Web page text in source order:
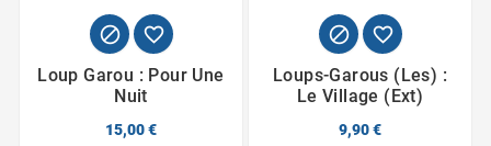
 
Loup Garou : Pour Une
Nuit
15,00 €
 
Loups-Garous (Les) :
Le Village (Ext)
9,90 €